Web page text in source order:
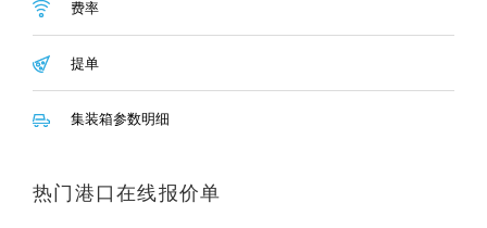
费率
提单
集装箱参数明细
热门港口在线报价单